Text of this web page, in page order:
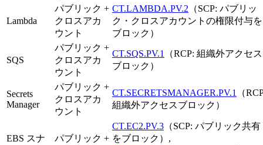
Lambda
パブリック +
クロスアカ
ウント
CT.LAMBDA.PV.2 （SCP: パブリッ
ク・クロスアカウントの権限付与を
ブロック）
SQS
パブリック +
クロスアカ
ウント
CT.SQS.PV.1
（RCP: 組織外アクセス
ブロック）
Secrets
Manager
パブリック +
クロスアカ
ウント
CT.SECRETSMANAGER.PV.1
（
組織外アクセスブロック）
EBS スナ
パブリック +
CT.EC2.PV.3 （SCP: パブリック共有
をブロック）,